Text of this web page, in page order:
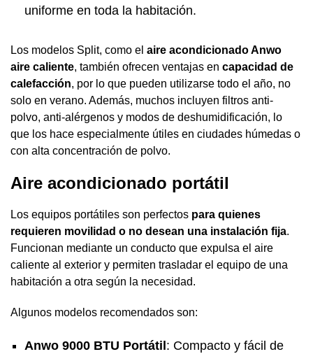
uniforme en toda la habitación.
Los modelos Split, como el aire acondicionado Anwo
aire caliente, también ofrecen ventajas en capacidad de
calefacción, por lo que pueden utilizarse todo el año, no
solo en verano. Además, muchos incluyen filtros anti-
polvo, anti-alérgenos y modos de deshumidificación, lo
que los hace especialmente útiles en ciudades húmedas o
con alta concentración de polvo.
Aire acondicionado portátil
Los equipos portátiles son perfectos para quienes
requieren movilidad o no desean una instalación fija.
Funcionan mediante un conducto que expulsa el aire
caliente al exterior y permiten trasladar el equipo de una
habitación a otra según la necesidad.
Algunos modelos recomendados son:
Anwo 9000 BTU Portátil: Compacto y fácil de